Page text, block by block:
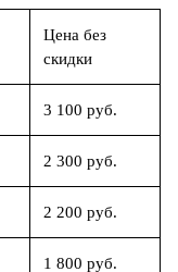
Цена без
скидки
3 100 руб.
2 300 руб.
2 200 руб.
1 800 руб.